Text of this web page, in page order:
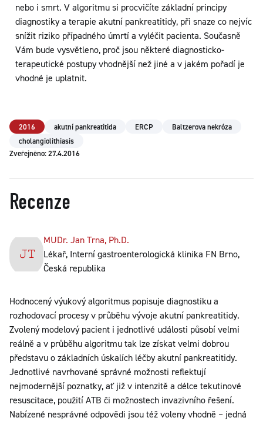
nebo i smrt. V algoritmu si procvičíte základní principy
diagnostiky a terapie akutní pankreatitidy, při snaze co nejvíc
snížit riziko případného úmrtí a vyléčit pacienta. Současně
Vám bude vysvětleno, proč jsou některé diagnosticko-
terapeutické postupy vhodnější než jiné a v jakém pořadí je
vhodné je uplatnit.
2016 akutní pankreatitida ERCP
Baltzerova nekróza
cholangiolithiasis
Zveřejněno: 27.4.2016
Recenze
MUDr. Jan Trna, Ph.D.
Lékař, Interní gastroenterologická klinika FN Brno,
Česká republika
Hodnocený výukový algoritmus popisuje diagnostiku a
rozhodovací procesy v průběhu vývoje akutní pankreatitidy.
Zvolený modelový pacient i jednotlivé události působí velmi
reálně a v průběhu algoritmu tak lze získat velmi dobrou
představu o základních úskalích léčby akutní pankreatitidy.
Jednotlivé navrhované správné možnosti reflektují
nejmodernější poznatky, ať již v intenzitě a délce tekutinové
resuscitace, použití ATB či možnostech invazivního řešení.
Nabízené nesprávné odpovědi jsou též voleny vhodně – jedná